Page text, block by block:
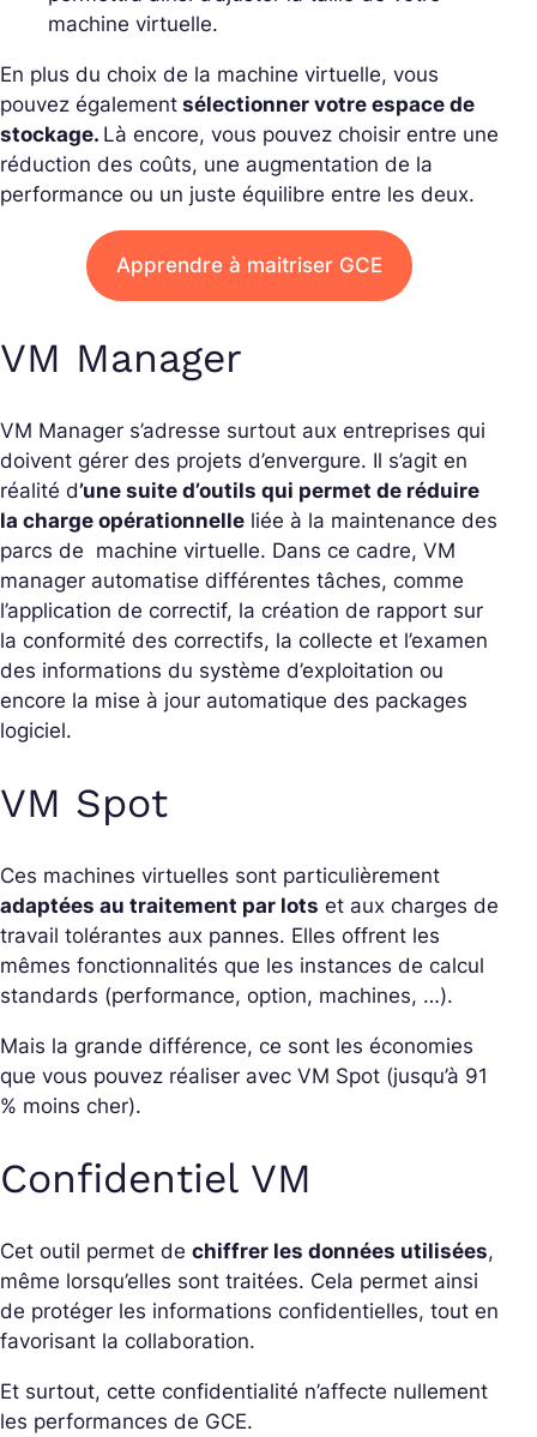
machine virtuelle.
En plus du choix de la machine virtuelle, vous
pouvez également sélectionner votre espace de
stockage. Là encore, vous pouvez choisir entre une
réduction des coûts, une augmentation de la
performance ou un juste équilibre entre les deux.
Apprendre à maitriser GCE
VM Manager
VM Manager s’adresse surtout aux entreprises qui
doivent gérer des projets d’envergure. Il s’agit en
réalité d’une suite d’outils qui permet de réduire
la charge opérationnelle liée à la maintenance des
parcs de machine virtuelle. Dans ce cadre, VM
manager automatise différentes tâches, comme
l’application de correctif, la création de rapport sur
la conformité des correctifs, la collecte et l’examen
des informations du système d’exploitation ou
encore la mise à jour automatique des packages
logiciel.
VM Spot
Ces machines virtuelles sont particulièrement
adaptées au traitement par lots et aux charges de
travail tolérantes aux pannes. Elles offrent les
mêmes fonctionnalités que les instances de calcul
standards (performance, option, machines, …).
Mais la grande différence, ce sont les économies
que vous pouvez réaliser avec VM Spot (jusqu’à 91
% moins cher).
Confidentiel VM
Cet outil permet de chiffrer les données utilisées,
même lorsqu’elles sont traitées. Cela permet ainsi
de protéger les informations confidentielles, tout en
favorisant la collaboration.
Et surtout, cette confidentialité n’affecte nullement
les performances de GCE.